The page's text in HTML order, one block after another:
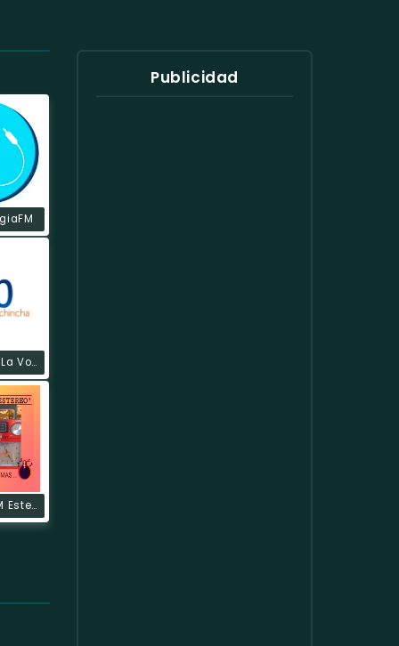
Radio HCJB La Voz De Los Andes
Antisana FM Estereo
Publicidad